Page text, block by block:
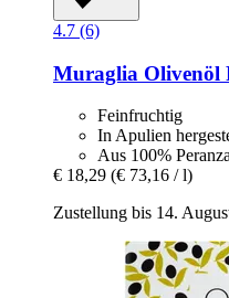
4.7 (6)
Muraglia Olivenöl
Feinfruchtig
In Apulien
Aus 100%
€ 18,29 (€ 73,16 / l)
Zustellung bis 14.